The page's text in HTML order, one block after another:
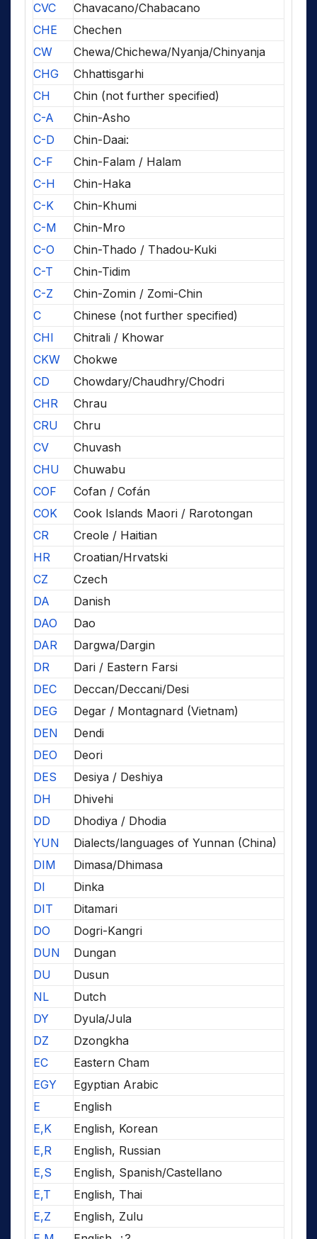
CVC
Chavacano/Chabacano
CHE
Chechen
CW
Chewa/Chichewa/Nyanja/Chinyanja
CHG
Chhattisgarhi
CH
Chin (not further specified)
C-A
Chin-Asho
C-D
Chin-Daai:
C-F
Chin-Falam / Halam
C-H
Chin-Haka
C-K
Chin-Khumi
C-M
Chin-Mro
C-O
Chin-Thado / Thadou-Kuki
C-T
Chin-Tidim
C-Z
Chin-Zomin / Zomi-Chin
C
Chinese (not further specified)
CHI
Chitrali / Khowar
CKW
Chokwe
CD
Chowdary/Chaudhry/Chodri
CHR
Chrau
CRU
Chru
CV
Chuvash
CHU
Chuwabu
COF
Cofan / Cofán
COK
Cook Islands Maori / Rarotongan
CR
Creole / Haitian
HR
Croatian/Hrvatski
CZ
Czech
DA
Danish
DAO
Dao
DAR
Dargwa/Dargin
DR
Dari / Eastern Farsi
DEC
Deccan/Deccani/Desi
DEG
Degar / Montagnard (Vietnam)
DEN
Dendi
DEO
Deori
DES
Desiya / Deshiya
DH
Dhivehi
DD
Dhodiya / Dhodia
YUN
Dialects/languages of Yunnan (China)
DIM
Dimasa/Dhimasa
DI
Dinka
DIT
Ditamari
DO
Dogri-Kangri
DUN
Dungan
DU
Dusun
NL
Dutch
DY
Dyula/Jula
DZ
Dzongkha
EC
Eastern Cham
EGY
Egyptian Arabic
E
English
E,K
English, Korean
E,R
English, Russian
E,S
English, Spanish/Castellano
E,T
English, Thai
E,Z
English, Zulu